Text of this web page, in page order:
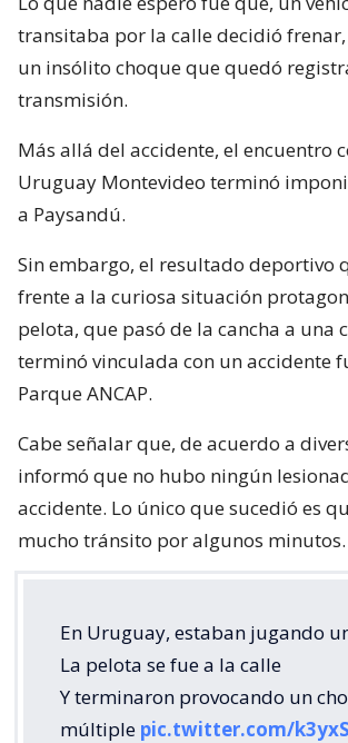
transitaba por la calle decidió
un insólito choque que quedó
transmisión.
Más allá del accidente, el encuentro
Uruguay Montevideo terminó
a Paysandú.
Sin embargo, el resultado deportivo
frente a la curiosa situación
pelota, que pasó de la cancha a una
terminó vinculada con un accidente
Parque ANCAP.
Cabe señalar que, de acuerdo a
informó que no hubo ningún
accidente. Lo único que sucedió es
mucho tránsito por algunos minutos.
En Uruguay, estaban jugando
La pelota se fue a la calle
Y terminaron provocando un
múltiple pic.twitter.com/